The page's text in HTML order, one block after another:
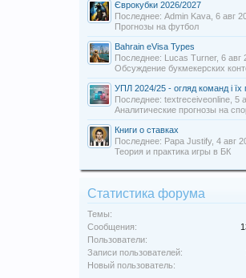
Єврокубки 2026/2027
Последнее: Admin Kava, 6 авг 2026 в
Прогнозы на футбол
Bahrain eVisa Types
Последнее: Lucas Turner, 6 авг
Последнее: textreceiveonline, 5 авг
Книги о ставках
Последнее: Papa Justify, 4 авг 2026
Теория и практика игры в БК
Статистика форума
Темы:
Сообщения:
Пользователи:
Записи пользователей:
Новый пользователь: